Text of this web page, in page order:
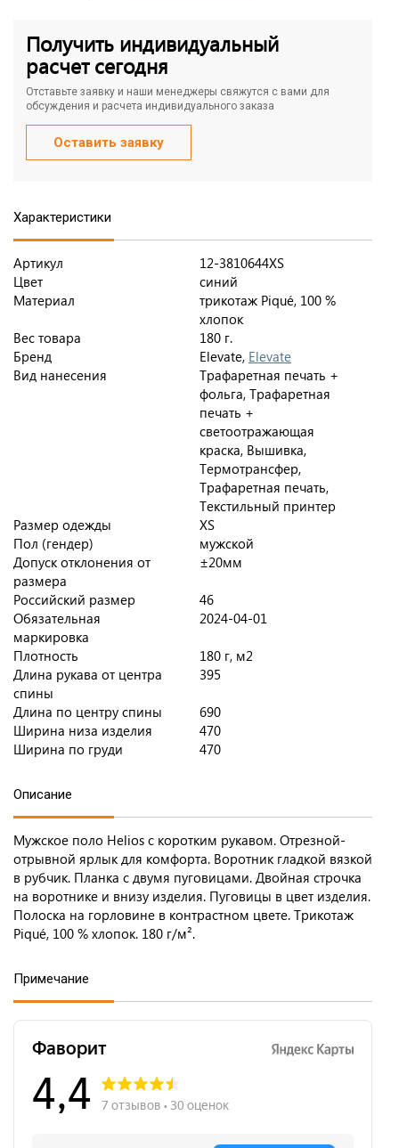
Получить индивидуальный
расчет сегодня
Отставьте заявку и наши менеджеры свяжутся с вами для
обсуждения и расчета индивидуального заказа
Оставить заявку
Характеристики
Артикул
12-3810644XS
Цвет
синий
Материал
трикотаж Piqué, 100 %
хлопок
Вес товара
180 г.
Бренд
Elevate, Elevate
Вид нанесения
Трафаретная печать +
фольга, Трафаретная
печать +
светоотражающая
краска, Вышивка,
Термотрансфер,
Трафаретная печать,
Текстильный принтер
Размер одежды
XS
Пол (гендер)
мужской
Допуск отклонения от
размера
±20мм
Российский размер
46
Обязательная
маркировка
2024-04-01
Плотность
180 г, м2
Длина рукава от центра
спины
395
Длина по центру спины
690
Ширина низа изделия
470
Ширина по груди
470
Описание
Мужское поло Helios с коротким рукавом. Отрезной-
отрывной ярлык для комфорта. Воротник гладкой вязкой
в рубчик. Планка с двумя пуговицами. Двойная строчка
на воротнике и внизу изделия. Пуговицы в цвет изделия.
Полоска на горловине в контрастном цвете. Трикотаж
Piqué, 100 % хлопок. 180 г/м².
Примечание